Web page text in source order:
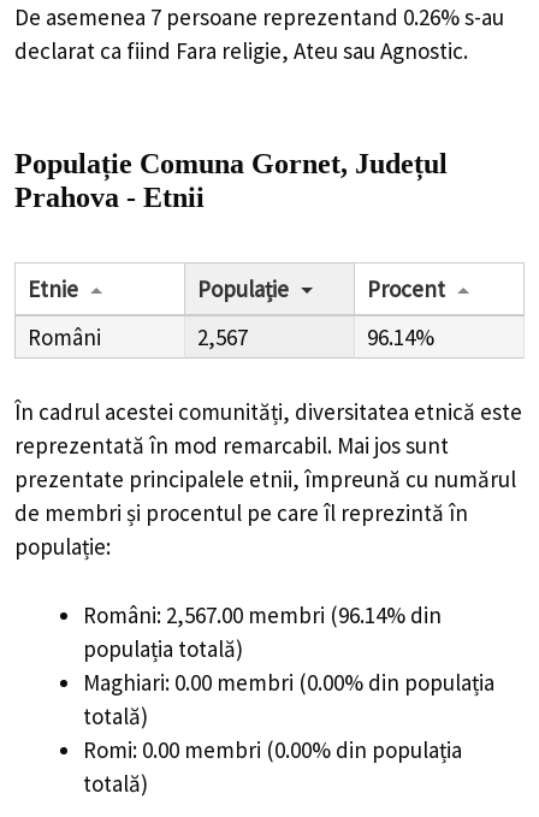
De asemenea 7 persoane reprezentand 0.26% s-au
declarat ca fiind Fara religie, Ateu sau Agnostic.
Populație Comuna Gornet, Județul
Prahova - Etnii
Etnie Populație
Procent
Români
2,567 96.14%
În cadrul acestei comunități, diversitatea etnică este
reprezentată în mod remarcabil. Mai jos sunt
prezentate principalele etnii, împreună cu numărul
de membri și procentul pe care îl reprezintă în
populație:
Români: 2,567.00 membri (96.14% din
populația totală)
Maghiari: 0.00 membri (0.00% din populația
totală)
Romi: 0.00 membri (0.00% din populația
totală)